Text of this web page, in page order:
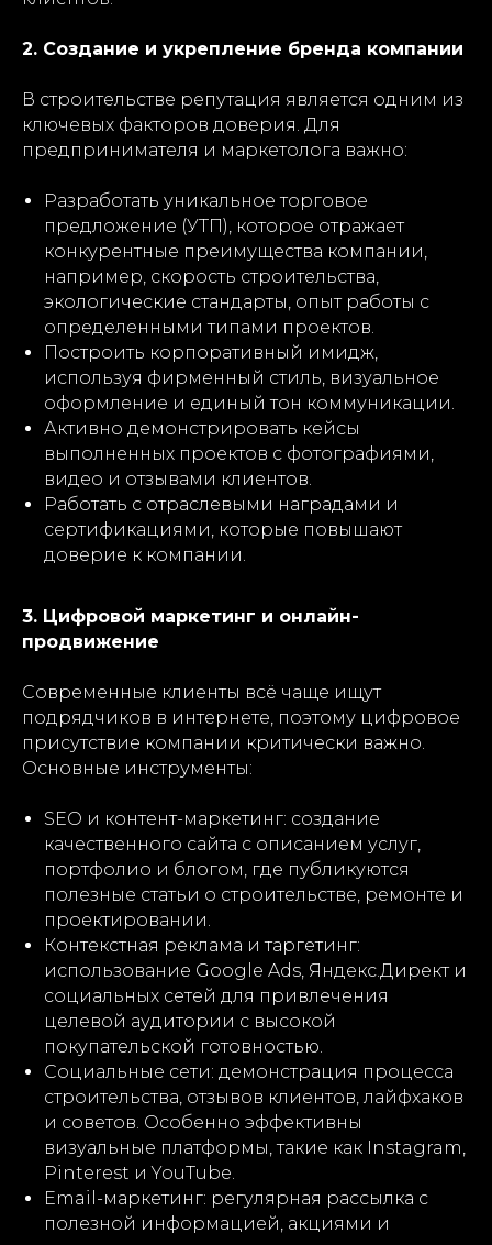
2. Создание и укрепление бренда компании
В строительстве репутация является одним из
ключевых факторов доверия. Для
предпринимателя и маркетолога важно:
Разработать уникальное торговое
предложение (УТП), которое отражает
конкурентные преимущества компании,
например, скорость строительства,
экологические стандарты, опыт работы с
определенными типами проектов.
Построить корпоративный имидж,
используя фирменный стиль, визуальное
оформление и единый тон коммуникации.
Активно демонстрировать кейсы
выполненных проектов с фотографиями,
видео и отзывами клиентов.
Работать с отраслевыми наградами и
сертификациями, которые повышают
доверие к компании.
3. Цифровой маркетинг и онлайн-
продвижение
Современные клиенты всё чаще ищут
подрядчиков в интернете, поэтому цифровое
присутствие компании критически важно.
Основные инструменты:
SEO и контент-маркетинг: создание
качественного сайта с описанием услуг,
портфолио и блогом, где публикуются
полезные статьи о строительстве, ремонте и
проектировании.
Контекстная реклама и таргетинг:
использование Google Ads, Яндекс.Директ и
социальных сетей для привлечения
целевой аудитории с высокой
покупательской готовностью.
Социальные сети: демонстрация процесса
строительства, отзывов клиентов, лайфхаков
и советов. Особенно эффективны
визуальные платформы, такие как Instagram,
Pinterest и YouTube.
Email-маркетинг: регулярная рассылка с
полезной информацией, акциями и